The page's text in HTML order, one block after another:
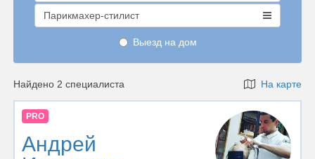
Парикмахер-стилист
Выезд на дом
Найдено 2 специалиста На карте
PRO
Андрей